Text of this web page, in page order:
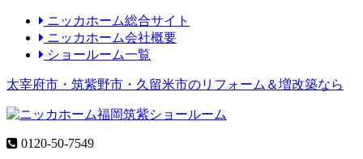
ニッカホーム総合サイト
ニッカホーム会社概要
ショールーム一覧
太宰府市・筑紫野市・久留米市のリフォーム＆増改築なら
0120-50-7549